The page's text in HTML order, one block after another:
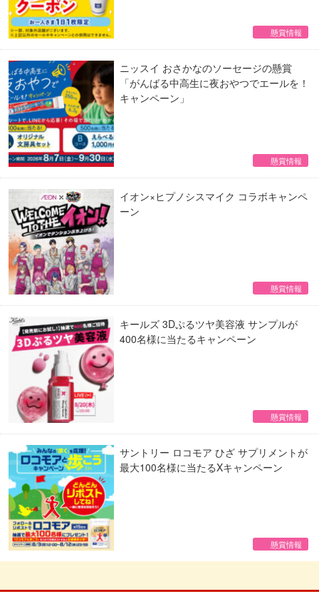
懸賞情報
ニッスイ おさかなのソーセージの懸賞
「がんばる中高生に夜おやつでエールを！
キャンペーン」
懸賞情報
イオン×ヒプノシスマイク コラボキャンペ
ーン
懸賞情報
キールズ 3Dぷるツヤ美容液 サンプルが
400名様に当たるキャンペーン
懸賞情報
サントリー ロコモア ひざ サプリメントが
最大100名様に当たるXキャンペーン
懸賞情報